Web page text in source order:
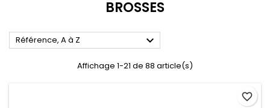
BROSSES
Référence, A à Z 
Affichage 1-21 de 88 article(s)
favorite_border